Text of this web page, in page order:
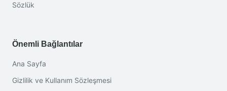
Sözlük
Önemli Bağlantılar
Ana Sayfa
Gizlilik ve Kullanım Sözleşmesi